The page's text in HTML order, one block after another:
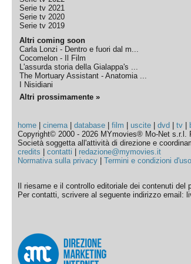
Serie tv 2021
Serie tv 2020
Serie tv 2019
Altri coming soon
Carla Lonzi - Dentro e fuori dal m...
Cocomelon - Il Film
L'assurda storia della Gialappa's ...
The Mortuary Assistant - Anatomia ...
I Nisidiani
Altri prossimamente »
home |cinema|database |film |uscite |dvd |tv
Copyright© 2000 - 2026 MYmovies® Mo-Net s.r.l.
Società soggetta all'attività di direzione e
credits |contatti
redazione@mymovies.it
Normativa sulla privacy |Termini e condizioni d'uso
Il riesame e il controllo editoriale dei contenuti
Per contatti, scrivere al seguente indirizzo email: